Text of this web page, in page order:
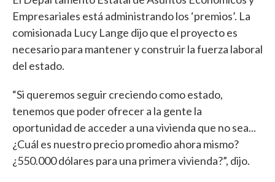
Empresariales está administrando los ‘premios’. La
comisionada Lucy Lange dijo que el proyecto es
necesario para mantener y construir la fuerza laboral
del estado.
“Si queremos seguir creciendo como estado,
tenemos que poder ofrecer a la gente la
oportunidad de acceder a una vivienda que no sea...
¿Cuál es nuestro precio promedio ahora mismo?
¿550.000 dólares para una primera vivienda?”, dijo.